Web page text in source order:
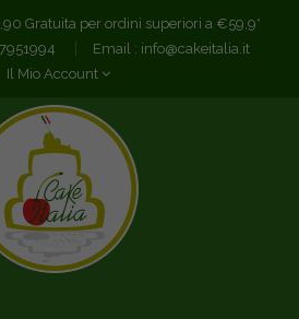
Gratuita per ordini superiori a €59,9*
Email : info@cakeitalia.it
Il Mio Account